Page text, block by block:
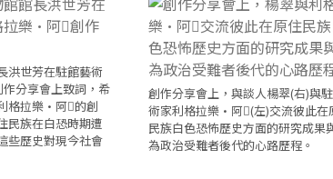
洪世芳在駐館藝術
分享會上致詞，希
格拉樂·阿𡠄的創
民族在白恐時期遭
些歷史對現今社會
創作分享會上，與談人楊翠(右)與
術家利格拉樂·阿𡠄(左)交流彼此在
民族白色恐怖歷史方面的研究成果
為政治受難者後代的心路歷程。